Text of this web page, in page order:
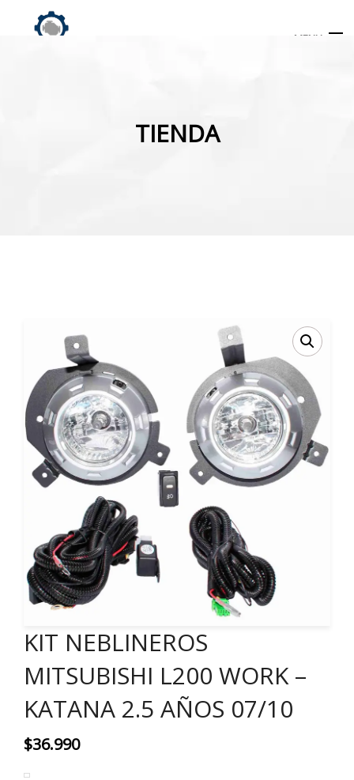
MENU
TIENDA
KIT NEBLINEROS
MITSUBISHI L200 WORK –
KATANA 2.5 AÑOS 07/10
$36.990